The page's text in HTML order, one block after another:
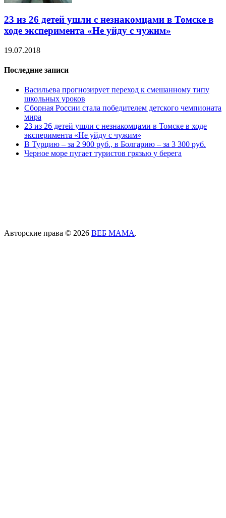
23 из 26 детей ушли с незнакомцами в Томске в
ходе эксперимента «Не уйду с чужим»
19.07.2018
Последние записи
Васильева прогнозирует переход к смешанному типу
школьных уроков
Сборная России стала победителем детского чемпионата
мира
23 из 26 детей ушли с незнакомцами в Томске в ходе
эксперимента «Не уйду с чужим»
В Турцию – за 2 900 руб., в Болгарию – за 3 300 руб.
Черное море пугает туристов грязью у берега
Авторские права © 2026 ВЕБ МАМА.